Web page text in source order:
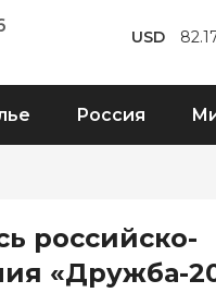
USD
Россия
российско-
«Дружба-